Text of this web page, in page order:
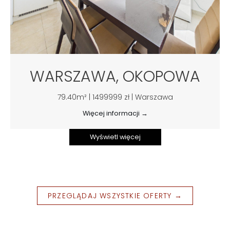
WARSZAWA, OKOPOWA
79.40m² | 1499999 zł | Warszawa
Więcej informacji →
Wyświetl więcej
PRZEGLĄDAJ WSZYSTKIE OFERTY →